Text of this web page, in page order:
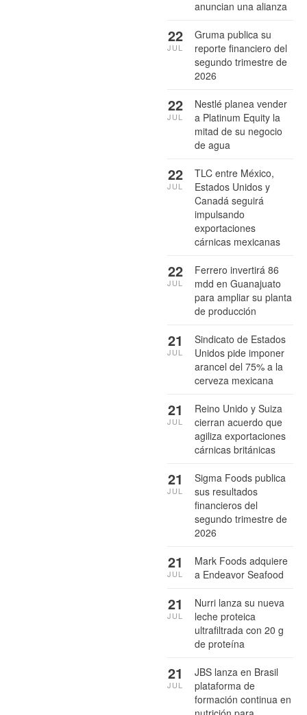
anuncian una alianza
Gruma publica su
reporte financiero del
segundo trimestre de
2026
22
JUL
Nestlé planea vender
a Platinum Equity la
mitad de su negocio
de agua
22
JUL
TLC entre México,
Estados Unidos y
Canadá seguirá
impulsando
exportaciones
cárnicas mexicanas
22
JUL
Ferrero invertirá 86
mdd en Guanajuato
para ampliar su planta
de producción
22
JUL
Sindicato de Estados
Unidos pide imponer
arancel del 75% a la
cerveza mexicana
21
JUL
Reino Unido y Suiza
cierran acuerdo que
agiliza exportaciones
cárnicas británicas
21
JUL
Sigma Foods publica
sus resultados
financieros del
segundo trimestre de
2026
21
JUL
Mark Foods adquiere
a Endeavor Seafood
21
JUL
Nurri lanza su nueva
leche proteica
ultrafiltrada con 20 g
de proteína
21
JUL
JBS lanza en Brasil
plataforma de
formación continua en
21
JUL